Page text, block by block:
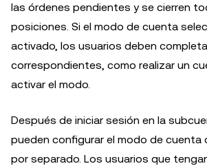
las órdenes pendientes y se cierren
posiciones. Si el modo de cuenta
activado, los usuarios deben
correspondientes, como realizar un
activar el modo.
Después de iniciar sesión en la
pueden configurar el modo de cuenta
por separado. Los usuarios que